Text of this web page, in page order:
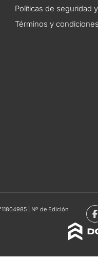
Políticas de seguridad
Términos y condiciones
| Nº de Edición